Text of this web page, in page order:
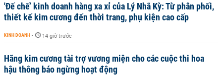
'Đế chế’ kinh doanh hàng xa xỉ của Lý Nhã Kỳ: Từ phân phối,
thiết kế kim cương đến thời trang, phụ kiện cao cấp
KINH DOANH - 14 giờ trước
Hãng kim cương tài trợ vương miện cho các cuộc thi hoa
hậu thông báo ngừng hoạt động